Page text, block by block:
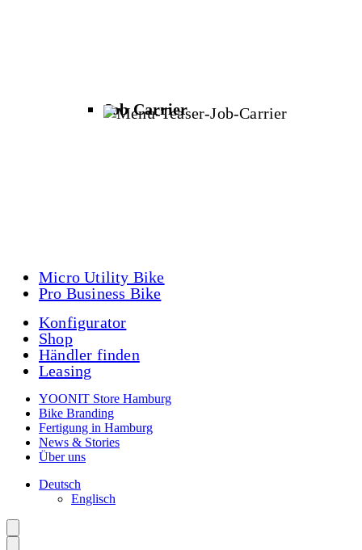
Job Carrier
Micro Utility Bike
Pro Business Bike
Konfigurator
Shop
Händler finden
Leasing
YOONIT Store Hamburg
Bike Branding
Fertigung in Hamburg
News & Stories
Über uns
Deutsch
Englisch